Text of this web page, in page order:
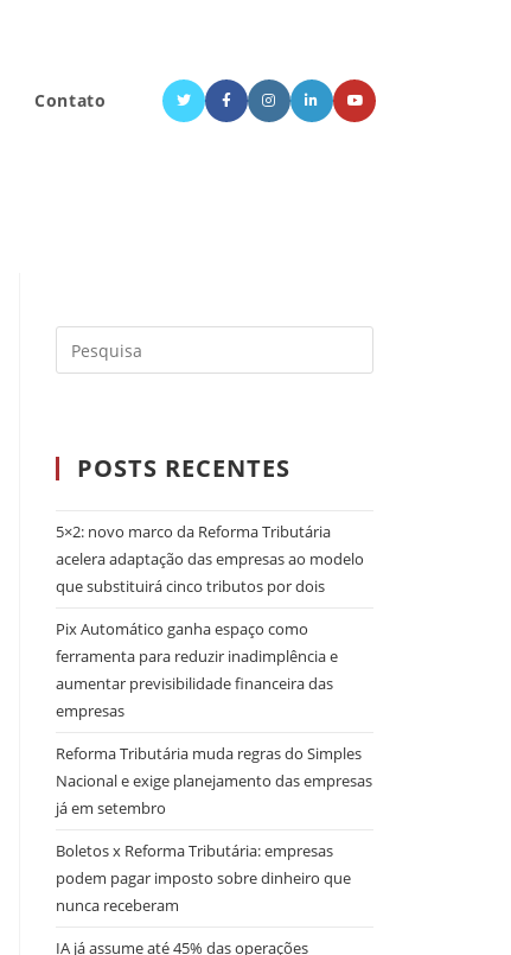
Contato
POSTS RECENTES
5×2: novo marco da Reforma Tributária
acelera adaptação das empresas ao modelo
que substituirá cinco tributos por dois
Pix Automático ganha espaço como
ferramenta para reduzir inadimplência e
aumentar previsibilidade financeira das
empresas
Reforma Tributária muda regras do Simples
Nacional e exige planejamento das empresas
já em setembro
Boletos x Reforma Tributária: empresas
podem pagar imposto sobre dinheiro que
nunca receberam
IA já assume até 45% das operações